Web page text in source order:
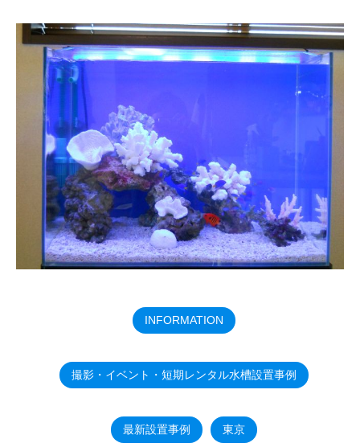
INFORMATION
撮影・イベント・短期レンタル水槽設置事例
最新設置事例 東京